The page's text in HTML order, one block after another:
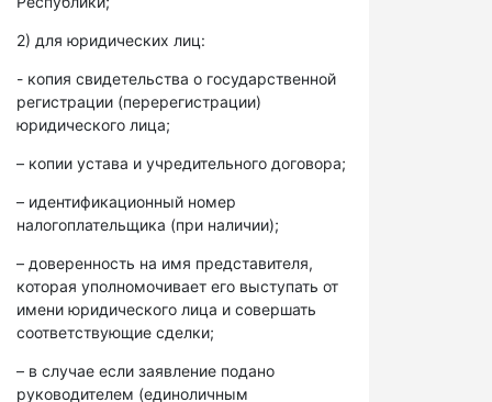
2) для юридических лиц:
- копия свидетельства о государственной
регистрации (перерегистрации)
юридического лица;
– копии устава и учредительного договора;
– идентификационный номер
налогоплательщика (при наличии);
– доверенность на имя представителя,
которая уполномочивает его выступать от
имени юридического лица и совершать
соответствующие сделки;
– в случае если заявление подано
руководителем (единоличным